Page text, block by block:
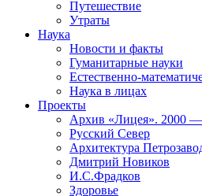
Путешествие
Утраты
Наука
Новости и факты
Гуманитарные науки
Естественно-
Наука в лицах
Проекты
Архив «Лицея». 2000
Русский Север
Архитектура
Дмитрий Новиков
И.С.Фрадков
Здоровье